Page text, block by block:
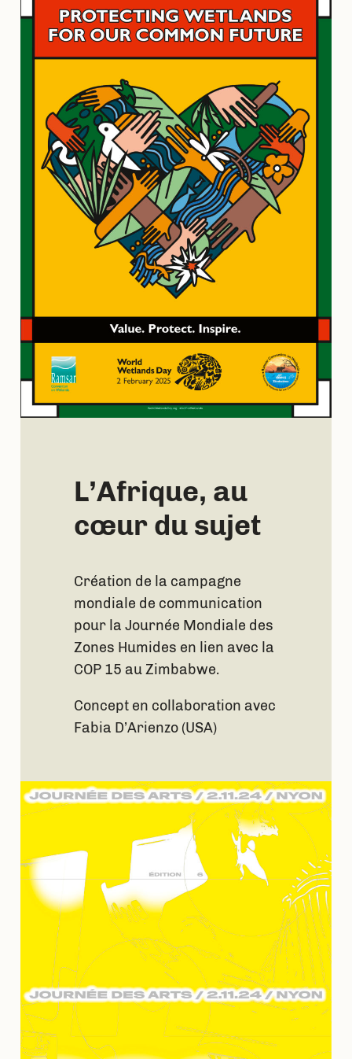
L’Afrique, au
cœur du sujet
Création de la campagne
mondiale de communication
pour la Journée Mondiale des
Zones Humides en lien avec la
COP 15 au Zimbabwe.
Concept en collaboration avec
Fabia D’Arienzo (USA)